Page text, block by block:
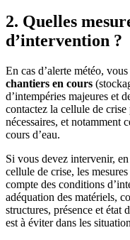
2. Quelles
d’intervention ?
En cas d’alerte météo,
chantiers en cours
d’intempéries majeures et
contactez la cellule de
nécessaires, et notamment
cours d’eau.
Si vous devez intervenir,
cellule de crise, les
compte des conditions
adéquation des matériels,
structures, présence et
est à éviter dans les